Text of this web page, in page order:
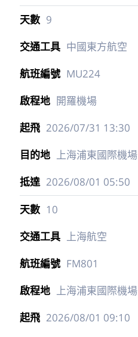
9
中國東方航空
MU224
開羅機場
2026/07/31 13:30
上海浦東國際機場
2026/08/01 05:50
10
上海航空
FM801
上海浦東國際機場
2026/08/01 09:10